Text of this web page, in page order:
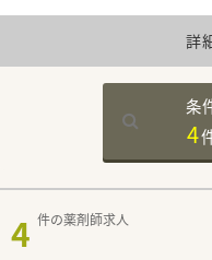
詳
条
4
4 件の薬剤師求人